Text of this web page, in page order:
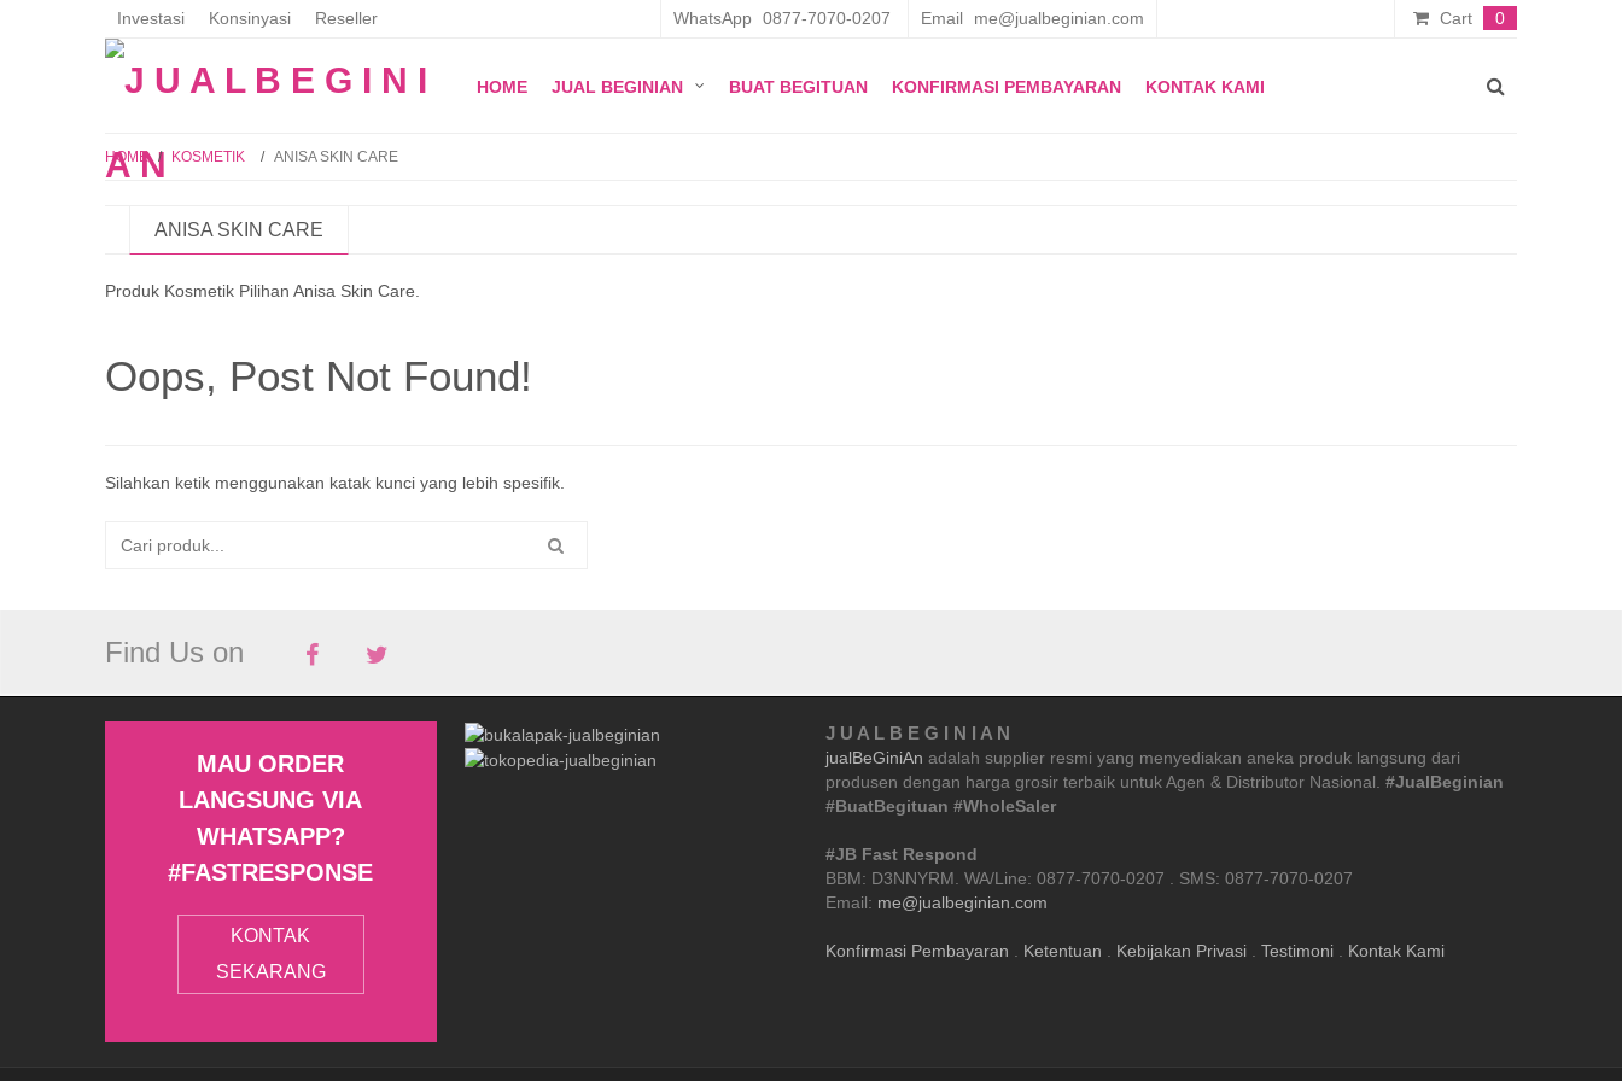
Investasi Konsinyasi Reseller WhatsApp 0877-7070-0207 Email me@jualbeginian.com Cart 0
HOME JUAL BEGINIAN BUAT BEGITUAN KONFIRMASI PEMBAYARAN KONTAK KAMI
HOME / KOSMETIK / ANISA SKIN CARE
ANISA SKIN CARE
Produk Kosmetik Pilihan Anisa Skin Care.
Oops, Post Not Found!
Silahkan ketik menggunakan katak kunci yang lebih spesifik.
Find Us on
MAU ORDER
LANGSUNG VIA
WHATSAPP?
#FASTRESPONSE
KONTAK
SEKARANG
J U A L B E G I N I A N
jualBeGiniAn adalah supplier resmi yang menyediakan aneka produk langsung dari
produsen dengan harga grosir terbaik untuk Agen & Distributor Nasional. #JualBeginian
#BuatBegituan #WholeSaler
#JB Fast Respond
BBM: D3NNYRM. WA/Line: 0877-7070-0207 . SMS: 0877-7070-0207
Email: me@jualbeginian.com
Konfirmasi Pembayaran Ketentuan Kebijakan Privasi Testimoni Kontak Kami